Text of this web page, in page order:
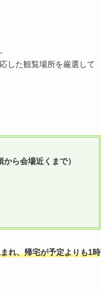
した観覧場所を厳選して
ら会場近くまで）
れ、帰宅が予定よりも1時